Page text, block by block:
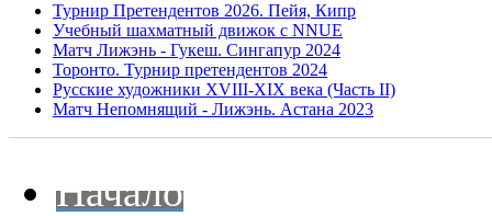
Турнир Претендентов 2026. Пейя, Кипр
Учебный шахматный движок с NNUE
Матч Лижэнь - Гукеш. Сингапур 2024
Торонто. Турнир претендентов 2024
Русские художники XVIII-XIX века (Часть II)
Матч Непомнящий - Лижэнь. Астана 2023
Начало